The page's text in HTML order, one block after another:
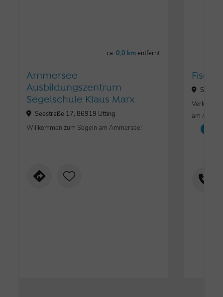
ca.0,0 kmentfernt
Ammersee
Ausbildungszentrum
Segelschule Klaus Marx
Seestraße 17, 86919 Utting
Willkommen zum Segeln am Ammersee!
am